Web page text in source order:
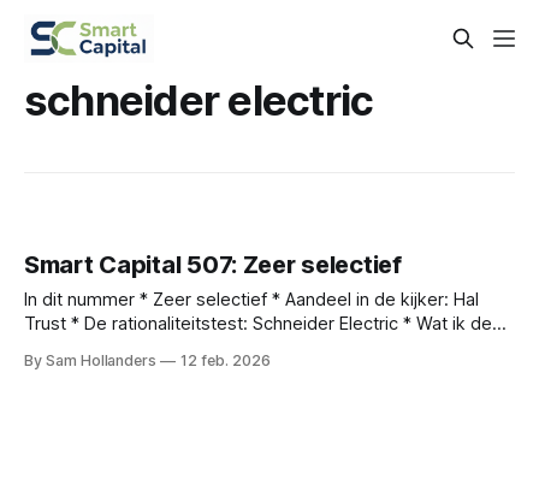
schneider electric
Smart Capital 507: Zeer selectief
In dit nummer * Zeer selectief * Aandeel in de kijker: Hal
Trust * De rationaliteitstest: Schneider Electric * Wat ik de
Verdubbel Portefeuille update Zeer selectief Vorige week
By Sam Hollanders 12 feb. 2026